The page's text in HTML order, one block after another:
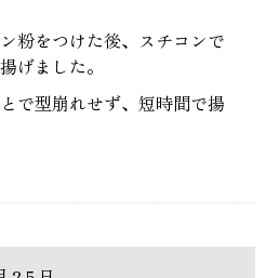
粉をつけた後、スチコンで
げました。
で型崩れせず、短時間で揚